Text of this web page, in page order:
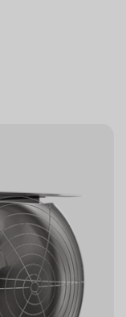
und hohen